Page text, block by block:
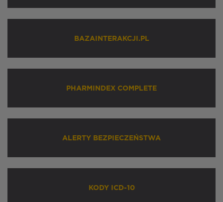
BAZAINTERAKCJI.PL
PHARMINDEX COMPLETE
ALERTY BEZPIECZEŃSTWA
KODY ICD-10